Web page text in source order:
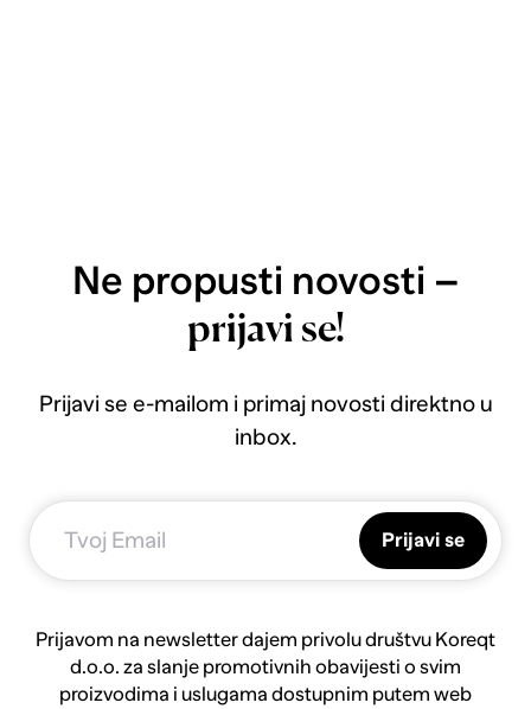
Ne propusti novosti –
prijavi se!
Prijavi se e-mailom i primaj novosti direktno u
inbox.
Prijavi se
Prijavom na newsletter dajem privolu društvu Koreqt
d.o.o. za slanje promotivnih obavijesti o svim
proizvodima i uslugama dostupnim putem web